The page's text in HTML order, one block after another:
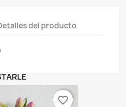
del producto
favorite_border